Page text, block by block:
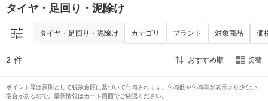
タイヤ・足回り・泥除け
タイヤ・足回り・泥除け カテゴリ ブランド 対象商品 価
2 件 おすすめ順 切替
ポイント等は原則として税抜金額に基づいて付与されます。付与数や付与率が表示より少ない
場合があるので、最新情報はカート画面でご確認ください。